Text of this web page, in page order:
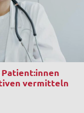
Patient:innen
vermitteln